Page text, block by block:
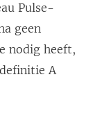
Pulse-
geen
nodig heeft,
A